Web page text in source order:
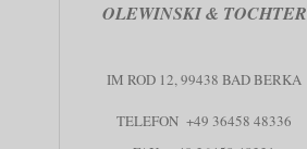
OLEWINSKI & TOCHTER
IM ROD 12, 99438 BAD BERKA
TELEFON +49 36458 48336